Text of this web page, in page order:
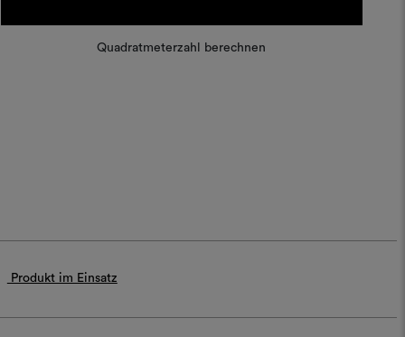
Quadratmeterzahl berechnen
Produkt im Einsatz